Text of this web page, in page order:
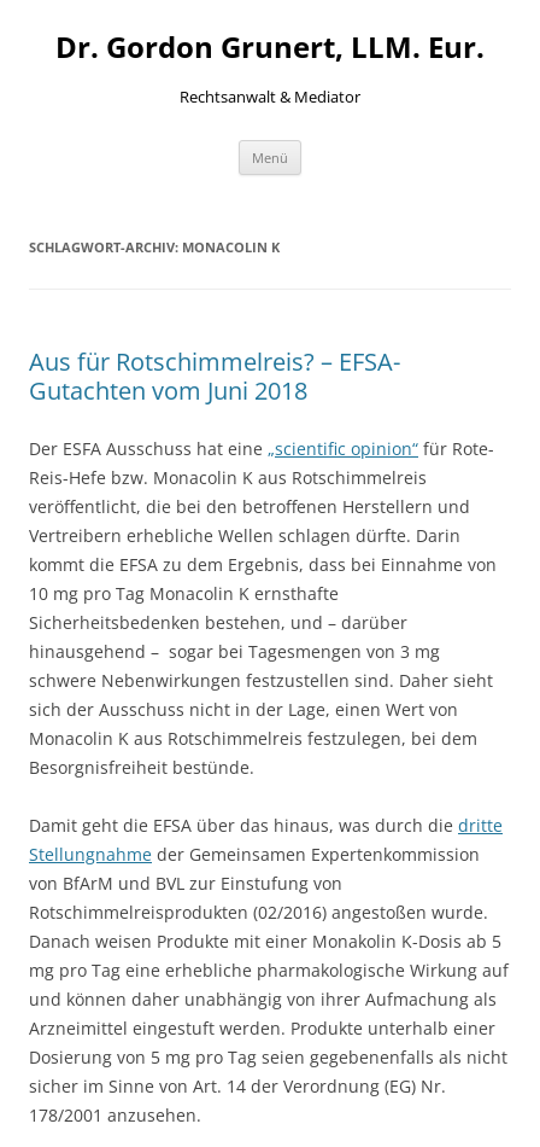
springen
Dr. Gordon Grunert, LLM. Eur.
Rechtsanwalt & Mediator
Menü
SCHLAGWORT-ARCHIV: MONACOLIN K
Aus für Rotschimmelreis? – EFSA-
Gutachten vom Juni 2018
Der ESFA Ausschuss hat eine „scientific opinion“ für Rote-
Reis-Hefe bzw. Monacolin K aus Rotschimmelreis
veröffentlicht, die bei den betroffenen Herstellern und
Vertreibern erhebliche Wellen schlagen dürfte. Darin
kommt die EFSA zu dem Ergebnis, dass bei Einnahme von
10 mg pro Tag Monacolin K ernsthafte
Sicherheitsbedenken bestehen, und – darüber
hinausgehend – sogar bei Tagesmengen von 3 mg
schwere Nebenwirkungen festzustellen sind. Daher sieht
sich der Ausschuss nicht in der Lage, einen Wert von
Monacolin K aus Rotschimmelreis festzulegen, bei dem
Besorgnisfreiheit bestünde.
Damit geht die EFSA über das hinaus, was durch die dritte
Stellungnahme der Gemeinsamen Expertenkommission
von BfArM und BVL zur Einstufung von
Rotschimmelreisprodukten (02/2016) angestoßen wurde.
Danach weisen Produkte mit einer Monakolin K-Dosis ab 5
mg pro Tag eine erhebliche pharmakologische Wirkung auf
und können daher unabhängig von ihrer Aufmachung als
Arzneimittel eingestuft werden. Produkte unterhalb einer
Dosierung von 5 mg pro Tag seien gegebenenfalls als nicht
sicher im Sinne von Art. 14 der Verordnung (EG) Nr.
178/2001 anzusehen.